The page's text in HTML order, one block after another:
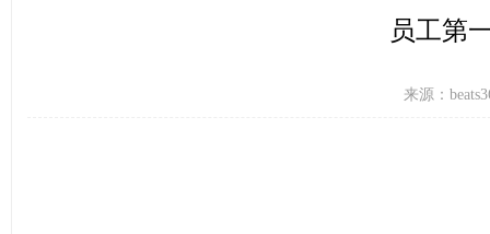
员工第
来源：